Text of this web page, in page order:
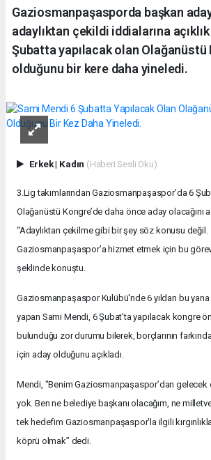
Gaziosmanpaşasporda başkan
adaylıktan çekildi iddialarına
Şubatta yapılacak olan Olağanüstü
olduğunu bir kere daha yineledi.
Erkek| Kadın (Haberi Sesli Oku)
3.Lig takımlarından Gaziosmanpaşaspor’da 6
Olağanüstü Kongre’de daha önce aday olacağını
“Adaylıktan çekilme gibi bir şey söz konusu değil.
Gaziosmanpaşaspor’a hizmet etmek için bu
şeklinde konuştu.
Gaziosmanpaşaspor Kulübü'nde 6 yıldan bu
yapan Sami Mendi, 6 Şubat’ta yapılacak kongre
bulunduğu zor durumu bilerek, borçlarının
için aday olduğunu açıkladı.
Mendi, "Benim Gaziosmanpaşaspor’dan gelecek
yok. Ben ne belediye başkanı olacağım, ne
tek hedefim Gaziosmanpaşaspor’la ilgili
köprü olmak” dedi.